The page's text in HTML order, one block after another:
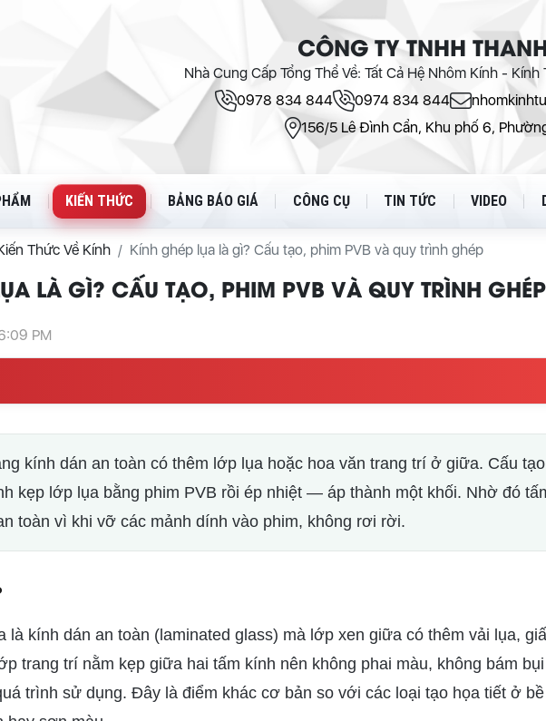
CÔNG TY TNHH
Nhà Cung Cấp Tổng Thể Về: Tất Cả Hệ Nhôm Kính -
0978 834 844
0974 834 844
156/5 Lê Đình Cẩn, Khu phố 6,
KIẾN THỨC BẢNG BÁO GIÁ CÔNG CỤ TIN TỨC VIDEO
Thức Về Kính Kính ghép lụa là gì? Cấu tạo, phim PVB và quy trình ghép
LÀ GÌ? CẤU TẠO, PHIM PVB VÀ QUY TRÌNH GHÉP
PM
kính dán an toàn có thêm lớp lụa hoặc hoa văn trang trí ở giữa. Cấu
kẹp lớp lụa bằng phim PVB rồi ép nhiệt — áp thành một khối. Nhờ đó
toàn vì khi vỡ các mảnh dính vào phim, không rơi rời.
là kính dán an toàn (laminated glass) mà lớp xen giữa có thêm vải lụa,
trang trí nằm kẹp giữa hai tấm kính nên không phai màu, không bám
trình sử dụng. Đây là điểm khác cơ bản so với các loại tạo họa tiết ở